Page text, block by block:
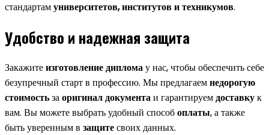
стандартамуниверситетов, институтов и техникумов.
Удобство и надежная защита
Закажитеизготовление дипломау нас, чтобы обеспечить себе
безупречный старт в профессию. Мы предлагаемнедорогую
стоимостьзаоригинал документаи гарантируемдоставкук
вам. Вы можете выбрать удобный способоплаты, а также
быть уверенным в защитесвоих данных.